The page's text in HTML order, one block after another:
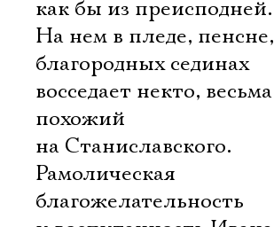
как бы из преисподней.
На нем в пледе, пенсне,
благородных сединах
восседает некто, весьма
похожий
на Станиславского.
Рамолическая
благожелательность